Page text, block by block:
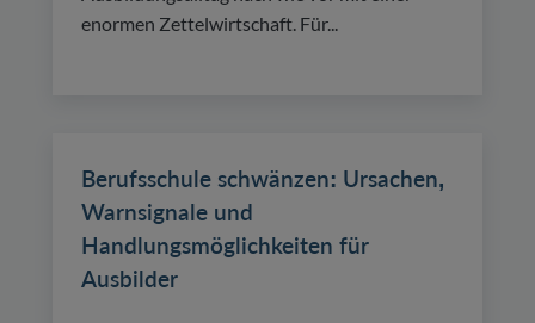
enormen Zettelwirtschaft. Für...
Berufsschule schwänzen: Ursachen,
Warnsignale und
Handlungsmöglichkeiten für
Ausbilder